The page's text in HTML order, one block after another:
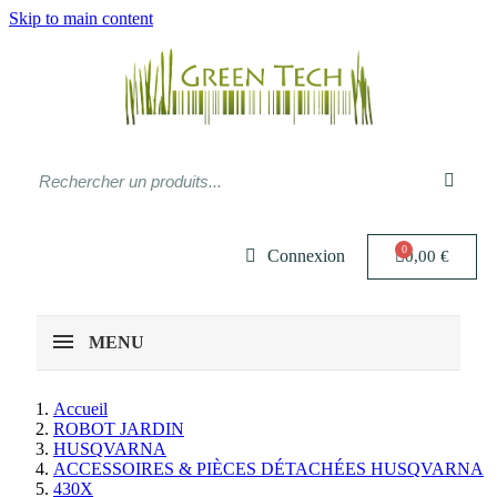
Skip to main content
Connexion 0,00 €
MENU
Accueil
ROBOT JARDIN
HUSQVARNA
ACCESSOIRES & PIÈCES DÉTACHÉES HUSQVARNA
430X